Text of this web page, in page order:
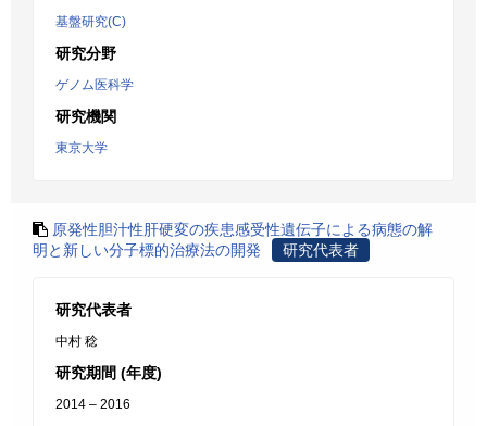
基盤研究(C)
研究分野
ゲノム医科学
研究機関
東京大学
原発性胆汁性肝硬変の疾患感受性遺伝子による病態の解
明と新しい分子標的治療法の開発
研究代表者
研究代表者
中村 稔
研究期間 (年度)
2014 – 2016